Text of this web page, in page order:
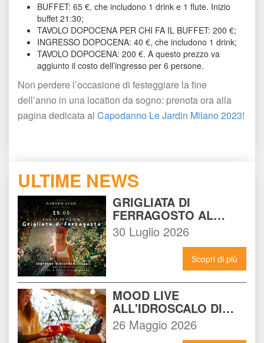
BUFFET: 65 €, che includono 1 drink e 1 flute. Inizio
buffet 21:30;
TAVOLO DOPOCENA PER CHI FA IL BUFFET: 200 €;
INGRESSO DOPOCENA: 40 €, che includono 1 drink;
TAVOLO DOPOCENA: 200 €. A questo prezzo va
aggiunto il costo dell’ingresso per 6 persone.
Non perdere l’occasione di festeggiare la fine
dell’anno in una location da sogno: prenota ora alla
pagina dedicata al Capodanno Le Jardin Milano 2023!
ULTIME NEWS
GRIGLIATA DI
FERRAGOSTO AL
BEACH GARDEN CLUB
MILANO: LA FESTA DA
NON PERDERE DEL 15
30 Luglio 2026
Scopri di più
MOOD LIVE
ALL'IDROSCALO DI
MILANO: IL LOCALE
CHE DEVI CONOSCERE
26 Maggio 2026